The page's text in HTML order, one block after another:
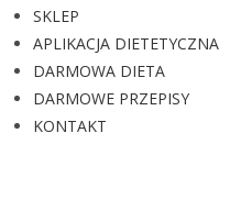
SKLEP
APLIKACJA DIETETYCZNA
DARMOWA DIETA
DARMOWE PRZEPISY
KONTAKT